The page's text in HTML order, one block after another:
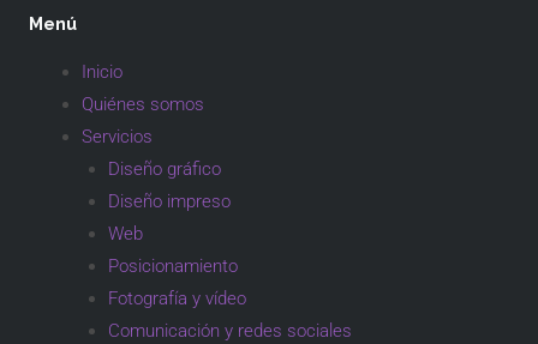
Menú
Inicio
Quiénes somos
Servicios
Diseño gráfico
Diseño impreso
Web
Posicionamiento
Fotografía y vídeo
Comunicación y redes sociales